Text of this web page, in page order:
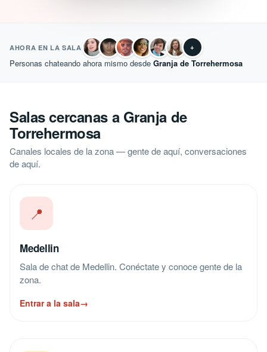
AHORA EN LA SALA +
Personas chateando ahora mismo desde Granja de Torrehermosa
Salas cercanas a Granja de
Torrehermosa
Canales locales de la zona — gente de aquí, conversaciones
de aquí.
📍
Medellin
Sala de chat de Medellin. Conéctate y conoce gente de la
zona.
Entrar a la sala→